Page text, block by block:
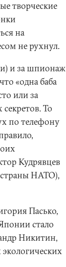
творческие
на
не рухнул.
и за шпионаж
«одна баба
или за
То
по телефону
Кудрявцев
НАТО),
Пасько,
стало
Никитин,